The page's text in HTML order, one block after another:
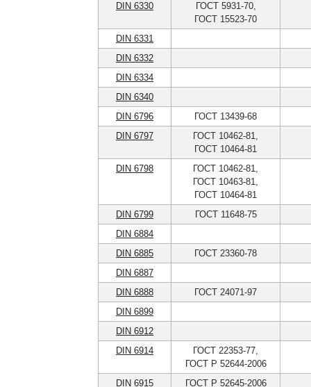
DIN 6330
ГОСТ 5931-70,
ГОСТ 15523-70
DIN 6331
DIN 6332
DIN 6334
DIN 6340
DIN 6796
ГОСТ 13439-68
DIN 6797
ГОСТ 10462-81,
ГОСТ 10464-81
DIN 6798
ГОСТ 10462-81,
ГОСТ 10463-81,
ГОСТ 10464-81
DIN 6799
ГОСТ 11648-75
DIN 6884
DIN 6885
ГОСТ 23360-78
DIN 6887
DIN 6888
ГОСТ 24071-97
DIN 6899
DIN 6912
DIN 6914
ГОСТ 22353-77,
ГОСТ Р 52644-2006
DIN 6915
ГОСТ Р 52645-2006